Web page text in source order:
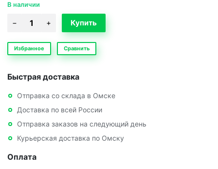
В наличии
Избранное Сравнить
Быстрая доставка
Отправка со склада в Омске
Доставка по всей России
Отправка заказов на следующий день
Курьерская доставка по Омску
Оплата